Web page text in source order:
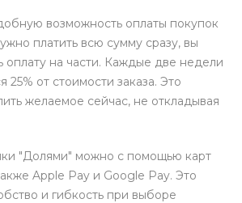
возможность оплаты покупок
платить всю сумму сразу, вы
оплату на части. Каждые две недели
25% от стоимости заказа. Это
желаемое сейчас, не откладывая
"Долями" можно с помощью карт
Apple Pay и Google Pay. Это
и гибкость при выборе